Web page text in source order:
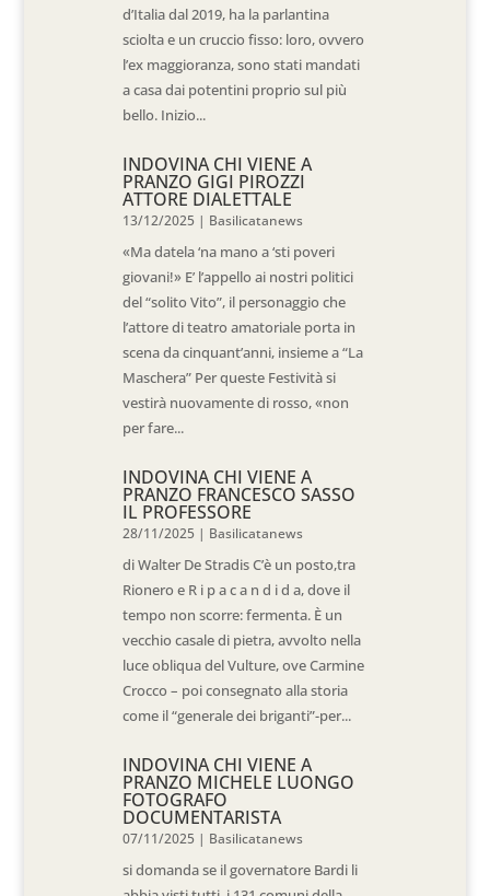
d’Italia dal 2019, ha la parlantina
sciolta e un cruccio fisso: loro, ovvero
l’ex maggioranza, sono stati mandati
a casa dai potentini proprio sul più
bello. Inizio...
INDOVINA CHI VIENE A
PRANZO GIGI PIROZZI
ATTORE DIALETTALE
13/12/2025 | Basilicatanews
«Ma datela ‘na mano a ‘sti poveri
giovani!» E’ l’appello ai nostri politici
del “solito Vito”, il personaggio che
l’attore di teatro amatoriale porta in
scena da cinquant’anni, insieme a “La
Maschera” Per queste Festività si
vestirà nuovamente di rosso, «non
per fare...
INDOVINA CHI VIENE A
PRANZO FRANCESCO SASSO
IL PROFESSORE
28/11/2025 | Basilicatanews
di Walter De Stradis C’è un posto,tra
Rionero e R i p a c a n d i d a, dove il
tempo non scorre: fermenta. È un
vecchio casale di pietra, avvolto nella
luce obliqua del Vulture, ove Carmine
Crocco – poi consegnato alla storia
come il “generale dei briganti”-per...
INDOVINA CHI VIENE A
PRANZO MICHELE LUONGO
FOTOGRAFO
DOCUMENTARISTA
07/11/2025 | Basilicatanews
si domanda se il governatore Bardi li